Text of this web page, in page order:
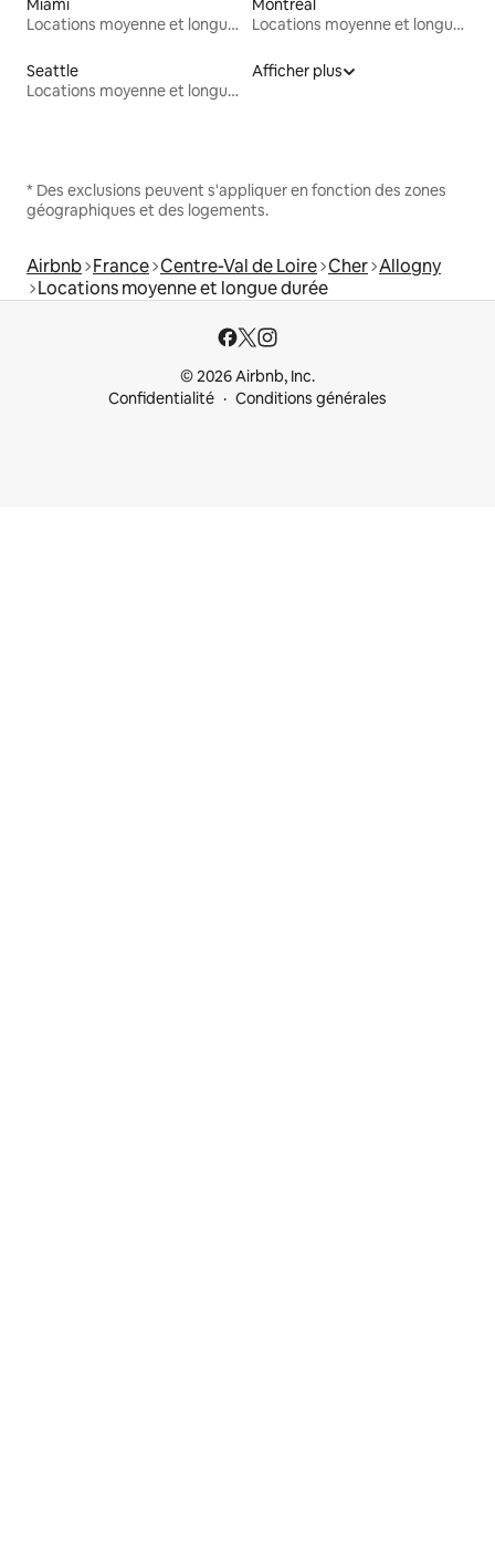
Miami
Locations moyenne et longue durée
Montréal
Locations moyenne et longue durée
Seattle
Locations moyenne et longue durée
Afficher plus
* Des exclusions peuvent s'appliquer en fonction des zones
géographiques et des logements.
Airbnb France Centre-Val de Loire Cher Allogny
Locations moyenne et longue durée
© 2026 Airbnb, Inc.
Confidentialité
Conditions générales